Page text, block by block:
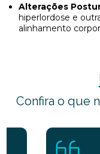
Alterações
hiperlordose e
alinhamento
Confira o que